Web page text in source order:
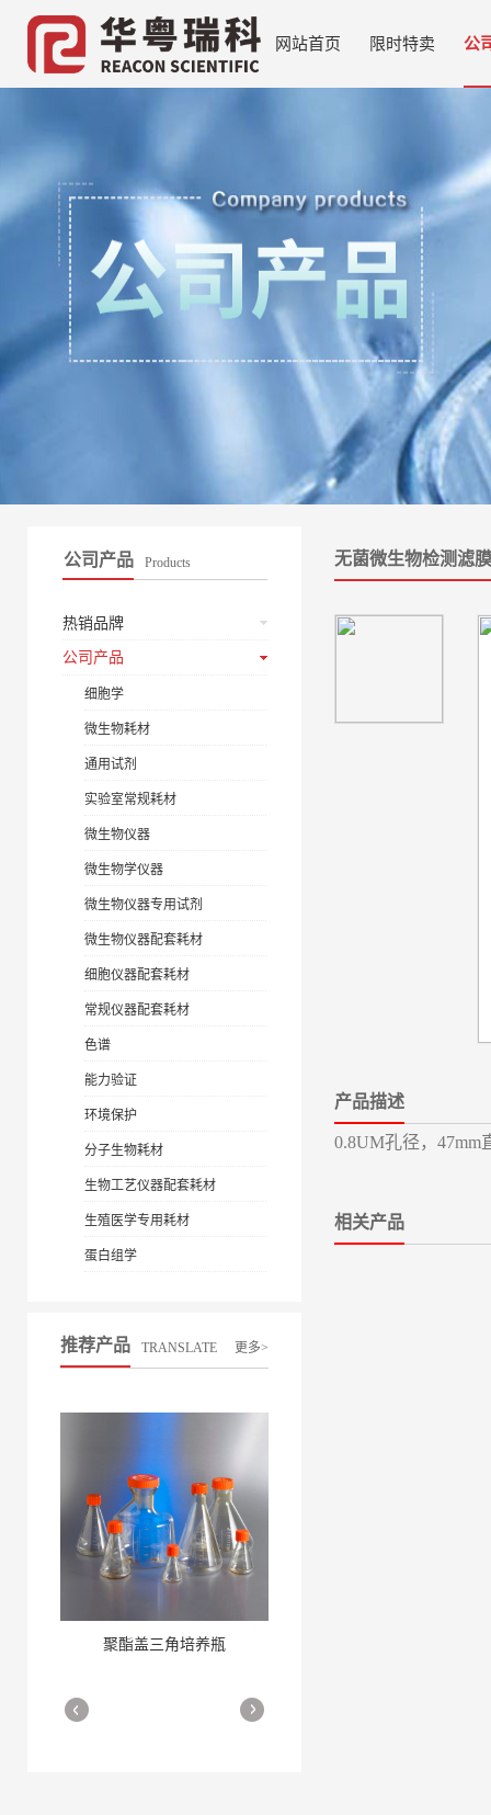
网站首页 限时特卖 公
公司产品 Products
热销品牌
公司产品
细胞学
微生物耗材
通用试剂
实验室常规耗材
微生物仪器
微生物学仪器
微生物仪器专用试剂
微生物仪器配套耗材
细胞仪器配套耗材
常规仪器配套耗材
色谱
能力验证
环境保护
分子生物耗材
生物工艺仪器配套耗材
生殖医学专用耗材
蛋白组学
推荐产品 TRANSLATE 更多>
聚酯盖三角培养瓶
无菌微生物检测滤膜
产品描述
0.8UM孔径，47mm
相关产品